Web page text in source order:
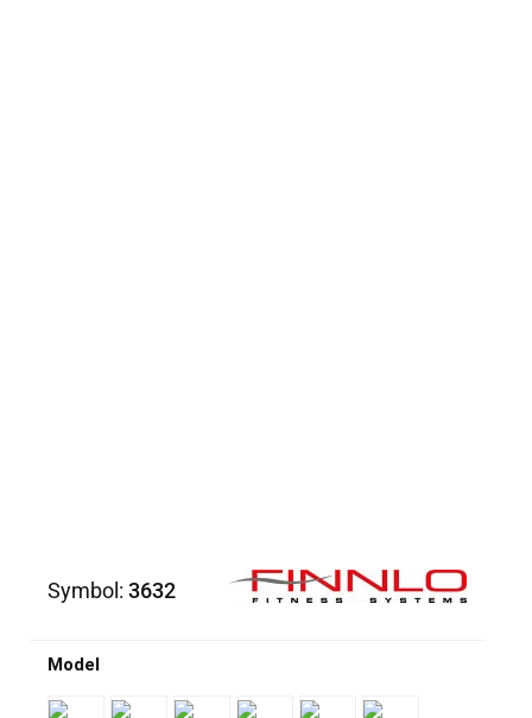
Symbol: 3632
Model